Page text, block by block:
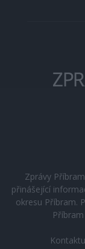
Zprávy
přinášející
okresu Příbram.